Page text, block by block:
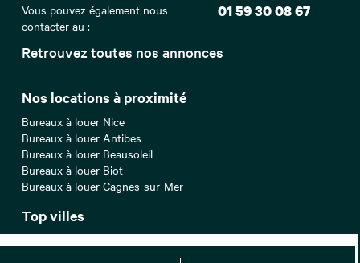
Retrouvez toutes nos annonces
Nos locations à proximité
Bureaux à louer Nice
Bureaux à louer Antibes
Bureaux à louer Beausoleil
Bureaux à louer Biot
Bureaux à louer Cagnes-sur-Mer
Top villes
Vous pouvez également nous
contacter au :
01 59 30 08 67